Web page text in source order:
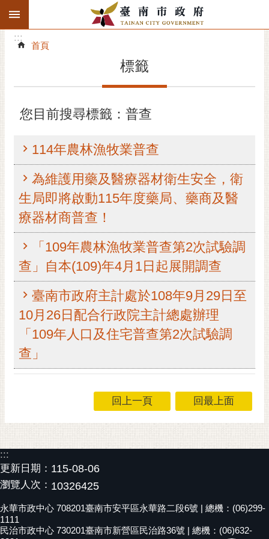
跳到主要內容區塊
搜
階
精彩府城
市府團隊
主題服務
市政資訊
市民互動
黃
光
泉
祭
站
導
訂
:::
:::
首頁
標籤
您目前搜尋標籤：普查
114年農林漁牧業普查
為維護用藥及醫療器材衛生安全，衛
生局即將啟動115年度藥局、藥商及醫
療器材商普查！
「109年農林漁牧業普查第2次試驗調
查」自本(109)年4月1日起展開調查
臺南市政府主計處於108年9月29日至
10月26日配合行政院主計總處辦理
「109年人口及住宅普查第2次試驗調
查」
回上一頁 回最上面
:::
更新日期： 115-08-06
瀏覽人次： 10326425
永華市政中心 708201臺南市安平區永華路二段6號 | 總機：(06)299-
1111
民治市政中心 730201臺南市新營區民治路36號 | 總機：(06)632-